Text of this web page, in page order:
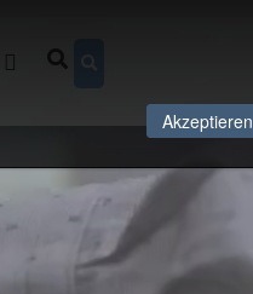
Akzeptieren